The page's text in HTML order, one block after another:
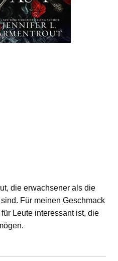
die erwachsener als die
Für meinen Geschmack
Leute interessant ist, die